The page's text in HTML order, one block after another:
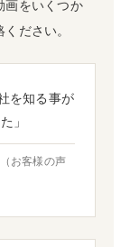
画をいくつか
ださい。
を知る事が
」
お客様の声